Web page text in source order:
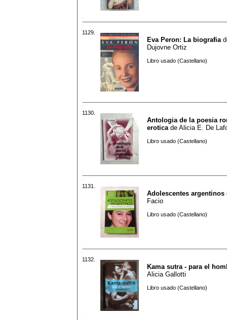
1129.
Eva Peron: La biografia
Dujovne Ortiz
Libro usado (Castellano)
1130.
Antologia de la poesia
erotica de Alicia E. De
Libro usado (Castellano)
1131.
Adolescentes argentinos
Facio
Libro usado (Castellano)
1132.
Kama sutra - para el
Alicia Gallotti
Libro usado (Castellano)